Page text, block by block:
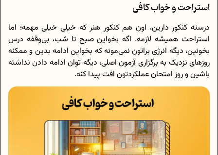
استراحت و خواب کافی
درسته کنکور دارین، اون هم کنکور هنر که خیلی خیلی مهمه؛ اما
استراحت همیشه لازمه. اگه بخواین صبح تا شب، بی‌وقفه درس
بخونین، دیگه انرژی براتون نمی‌مونه که بخواین ادامه بدین و ممکنه
روزهای نزدیک به برگزاری آزمون اصلی، دیگه توان ادامه دادن نداشته
باشین و روز امتحان عملکردتون افت پیدا کنه.